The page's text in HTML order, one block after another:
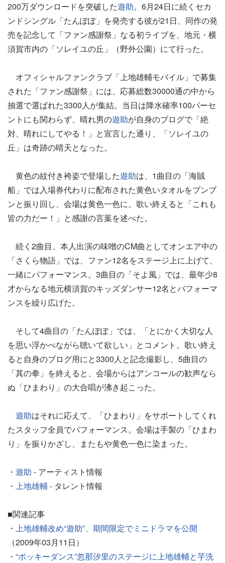
200万ダウンロードを突破した遊助。6月24日に続くセカ
ンドシングル「たんぽぽ」を発売する彼が21日、同作の発
売を記念して「ファン感謝祭」なる初ライブを、地元・横
須賀市内の「ソレイユの丘」（野外公園）にて行った。
オフィシャルファンクラブ「上地雄輔モバイル」で募集
された「ファン感謝祭」には、応募総数30000通の中から
抽選で選ばれた3300人が集結。当日は降水確率100パーセ
ントにも関わらず、晴れ男の遊助が自身のブログで「絶
対、晴れにしてやる！」と宣言した通り、「ソレイユの
丘」は奇跡の晴天となった。
黄色の紋付き袴姿で登場した遊助は、1曲目の「海賊
船」では入場券代わりに配布された黄色いタオルをブンブ
ンと振り回し、会場は黄色一色に。歌い終えると「これも
皆の力だー！」と感謝の言葉を述べた。
続く2曲目、本人出演の味噌のCM曲としてオンエア中の
「さくら物語」では、ファン12名をステージ上に上げて、
一緒にパフォーマンス。3曲目の「そよ風」では、最年少8
才からなる地元横須賀のキッズダンサー12名とパフォーマ
ンスを繰り広げた。
そして4曲目の「たんぽぽ」では、「とにかく大切な人
を思い浮かべながら聴いて欲しい」とコメント。歌い終え
ると自身のブログ用にと3300人と記念撮影し、5曲目の
「其の拳」を終えると、会場からはアンコールの歓声なら
ぬ「ひまわり」の大合唱が沸き起こった。
遊助はそれに応えて、「ひまわり」をサポートしてくれ
たスタッフ全員でパフォーマンス。会場は手製の「ひまわ
り」を振りかざし、またもや黄色一色に染まった。
・ 遊助 - アーティスト情報
・ 上地雄輔- タレント情報
■関連記事
・ 上地雄輔改め“遊助”、期間限定でミニドラマを公開
（2009年03月11日）
・ “ポッキーダンス”忽那汐里のステージに上地雄輔と芋洗